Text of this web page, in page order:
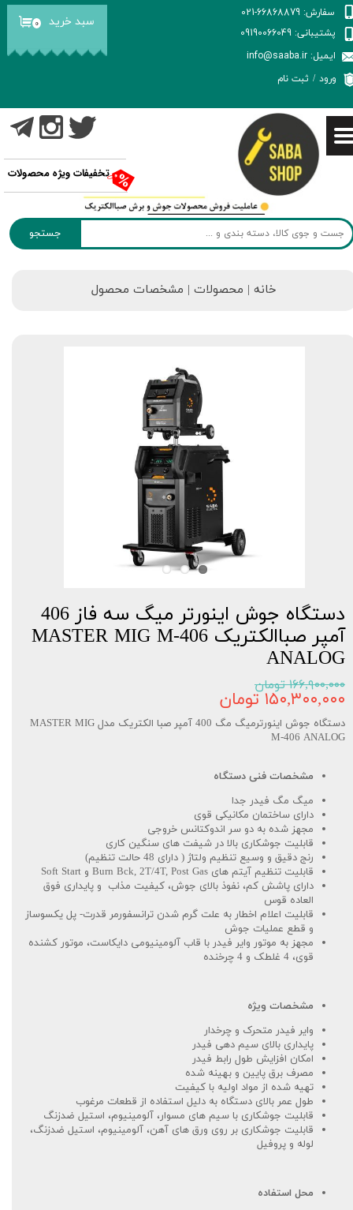
جستجو
ایمیل: info@saaba.ir
سفارش: 66868879-021
۰ سبد خرید
ورود / ثبت نام
حساب کاربری من
تغییر گذر واژه
سفارشات
خروج از حساب کاربری
پشتیبانی: 09190066049
تخفیفات ویژه محصولات
خانه | محصولات | مشخصات محصول
دستگاه جوش اینورتر میگ سه فاز 406
آمپر صباالکتریک MASTER MIG M-406
ANALOG
۱۶۶,۹۰۰,۰۰۰ تومان
۱۵۰,۳۰۰,۰۰۰ تومان
دستگاه جوش اینورترمیگ مگ 400 آمپر صبا الکتریک مدل MASTER MIG
M-406 ANALOG
مشخصات فنی دستگاه
میگ مگ فیدر جدا
دارای ساختمان مکانیکی قوی
مجهز شده به دو سر اندوکتانس خروجی
قابلیت جوشکاری بالا در شیفت های سنگین کاری
رنج دقیق و وسیع تنظیم ولتاژ ( دارای 48 حالت تنظیم)
قابلیت تنظیم آیتم های Burn Bck, 2T/4T, Post Gas و Soft Start
دارای پاشش کم، نفوذ بالای جوش، کیفیت مذاب و پایداری فوق
العاده قوس
قابلیت اعلام اخطار به علت گرم شدن ترانسفورمر قدرت- پل یکسوساز
و قطع عملیات جوش
مجهز به موتور وایر فیدر با قاب آلومینیومی دایکاست، موتور کشنده
قوی، 4 غلطک و 4 چرخنده
مشخصات ویژه
وایر فیدر متحرک و چرخدار
پایداری بالای سیم دهی فیدر
امکان افزایش طول رابط فیدر
مصرف برق پایین و بهینه شده
تهیه شده از مواد اولیه با کیفیت
طول عمر بالای دستگاه به دلیل استفاده از قطعات مرغوب
قابلیت جوشکاری با سیم های مسوار، آلومینیوم، استیل ضدزنگ
قابلیت جوشکاری بر روی ورق های آهن، آلومینیوم، استیل ضدزنگ،
لوله و پروفیل
محل استفاده